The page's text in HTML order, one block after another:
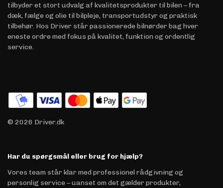
tilbyder et stort udvalg af kvalitetsprodukter til bilen – fra
dæk, fælge og olie til bilpleje, transportudstyr og praktisk
tilbehør. Hos Driver står passionerede bilnørder bag hver
eneste ordre med fokus på kvalitet, funktion og ordentlig
service.
© 2026 Driver.dk
Har du spørgsmål eller brug for hjælp?
Vores team står klar med professionel rådgivning og
personlig service – uanset om det gælder produkter,